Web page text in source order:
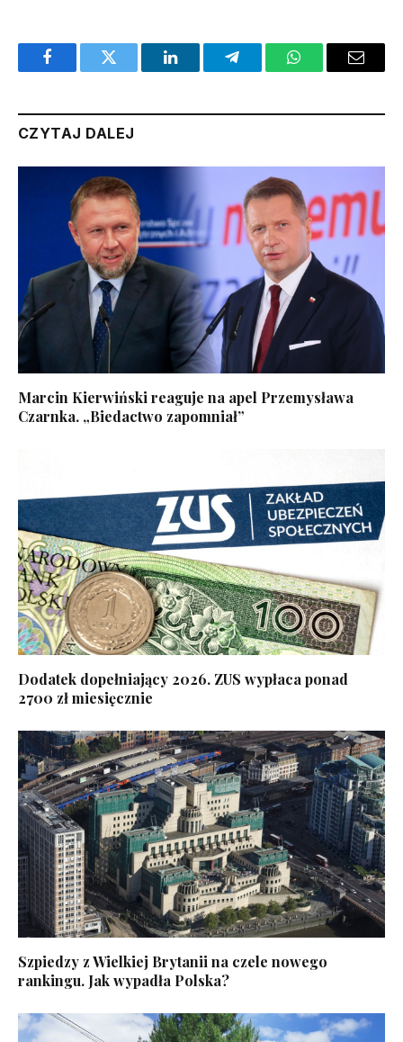
FacebookTwitter LinkedInTelegramWhatsAppEmail
CZYTAJ DALEJ
Marcin Kierwiński reaguje na apel Przemysława
Czarnka. „Biedactwo zapomniał”
Dodatek dopełniający 2026. ZUS wypłaca ponad
2700 zł miesięcznie
Szpiedzy z Wielkiej Brytanii na czele nowego
rankingu. Jak wypadła Polska?